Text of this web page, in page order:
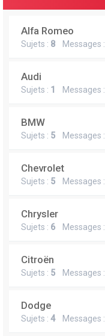
Alfa Romeo
Sujets : 8 Messages :
Audi
Sujets : 1 Messages :
BMW
Sujets : 5 Messages :
Chevrolet
Sujets : 5 Messages :
Chrysler
Sujets : 6 Messages :
Citroën
Sujets : 5 Messages :
Dodge
Sujets : 4Messages :